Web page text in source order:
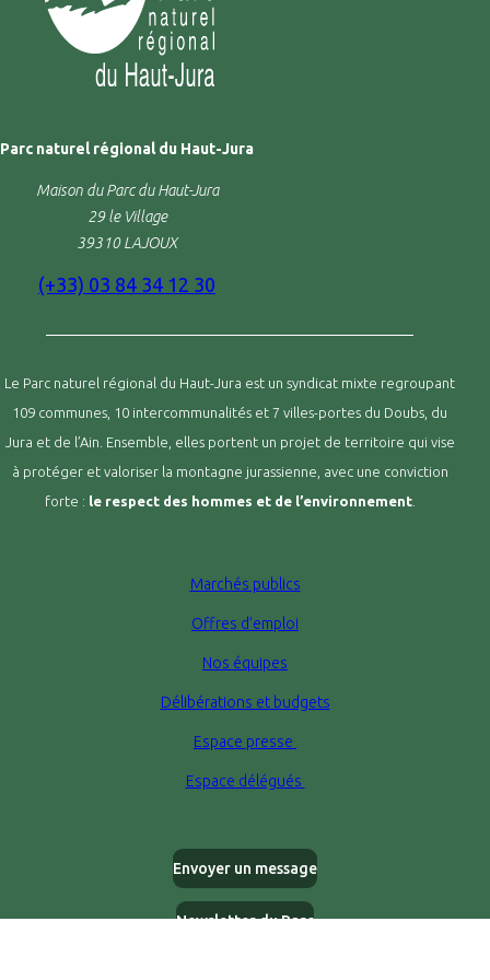
Parc naturel régional du Haut-Jura
Maison du Parc du Haut-Jura
29 le Village
39310 LAJOUX
(+33) 03 84 34 12 30
Le Parc naturel régional du Haut-Jura est un syndicat mixte regroupant
109 communes, 10 intercommunalités et 7 villes-portes du Doubs, du
Jura et de l’Ain. Ensemble, elles portent un projet de territoire qui vise
à protéger et valoriser la montagne jurassienne, avec une conviction
forte : le respect des hommes et de l’environnement.
Marchés publics
Offres d’emploi
Nos équipes
Délibérations et budgets
Espace presse
Espace délégués
Envoyer un message
Newsletter du Parc